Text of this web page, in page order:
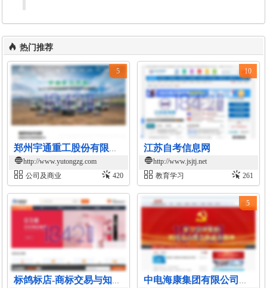
热门推荐
郑州宇通重工股份有限公司官网
http://www.yutongzg.com
公司及商业
420
5
江苏自考信息网
http://www.jsjtj.net
教育学习
261
10
5